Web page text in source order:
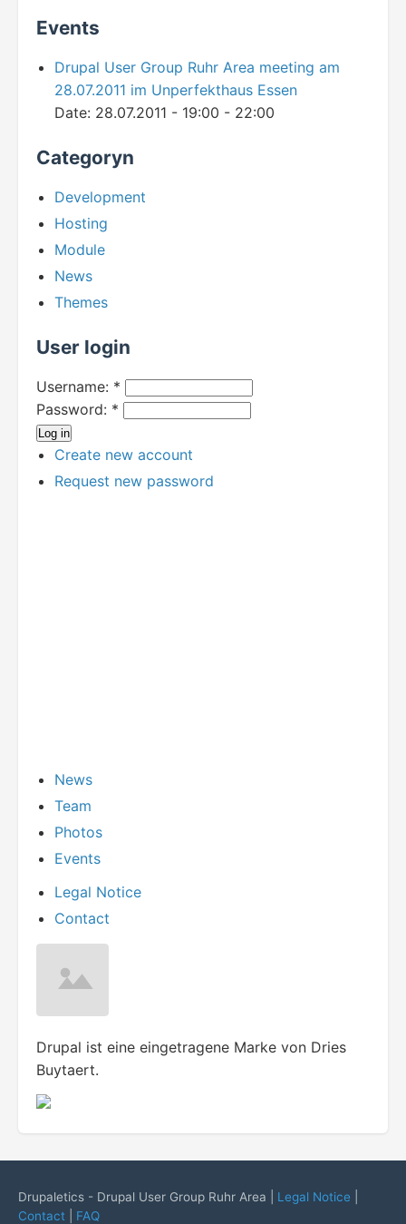
Events
Drupal User Group Ruhr Area meeting am
28.07.2011 im Unperfekthaus Essen
Date: 28.07.2011 - 19:00 - 22:00
Categoryn
Development
Hosting
Module
News
Themes
User login
Username: *
Password: *
Create new account
Request new password
News
Team
Photos
Events
Legal Notice
Contact
Drupal ist eine eingetragene Marke von Dries
Buytaert.
Drupaletics - Drupal User Group Ruhr Area | Legal Notice
Contact
FAQ